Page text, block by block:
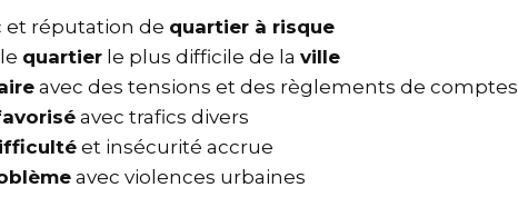
et réputation dequartier à risque
lequartierle plus difficile de laville
avec des tensions et des règlements de comptes
avec trafics divers
et insécurité accrue
avec violences urbaines